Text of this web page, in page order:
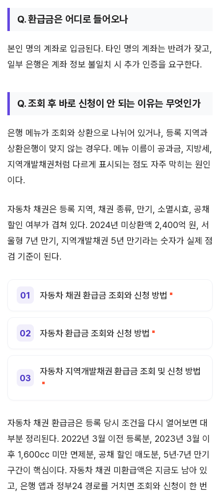
Q. 환급금은 어디로 들어오나
본인 명의 계좌로 입금된다. 타인 명의 계좌는 반려가 잦고,
일부 은행은 계좌 정보 불일치 시 추가 인증을 요구한다.
Q. 조회 후 바로 신청이 안 되는 이유는 무엇인가
은행 메뉴가 조회와 상환으로 나뉘어 있거나, 등록 지역과
상환은행이 맞지 않는 경우다. 메뉴 이름이 공과금, 지방세,
지역개발채권처럼 다르게 표시되는 점도 자주 막히는 원인
이다.
자동차 채권은 등록 지역, 채권 종류, 만기, 소멸시효, 공채
할인 여부가 겹쳐 있다. 2024년 미상환액 2,400억 원, 서
울형 7년 만기, 지역개발채권 5년 만기라는 숫자가 실제 점
검 기준이 된다.
자동차 채권 환급금 조회와 신청 방법
자동차 환급금 조회와 신청 방법
자동차 지역개발채권 환급금 조회 및 신청 방법
자동차 채권 환급금은 등록 당시 조건을 다시 열어보면 대
부분 정리된다. 2022년 3월 이전 등록분, 2023년 3월 이
후 1,600cc 미만 면제분, 공채 할인 매도분, 5년·7년 만기
구간이 핵심이다. 자동차 채권 미환급액은 지금도 남아 있
고, 은행 앱과 정부24 경로를 거치면 조회와 신청이 한 번